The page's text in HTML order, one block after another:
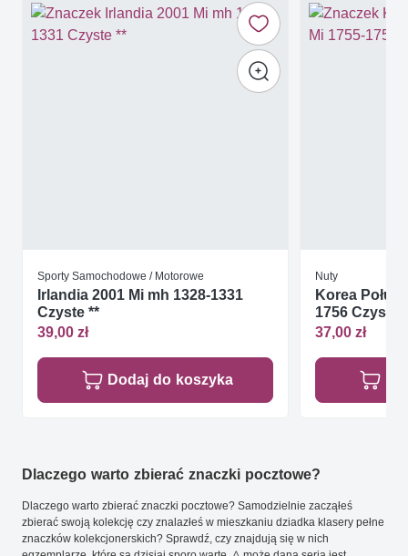
Sporty Samochodowe / Motorowe
Irlandia 2001 Mi mh 1328-1331
Czyste **
39,00 zł
Dodaj do koszyka
Nuty
Korea
1756 Czyste
37,00 zł
Dlaczego warto zbierać znaczki pocztowe?
Dlaczego warto zbierać znaczki pocztowe? Samodzielnie zacząłeś
zbierać swoją kolekcję czy znalazłeś w mieszkaniu dziadka klasery pełne
znaczków kolekcjonerskich? Sprawdź, czy znajdują się w nich